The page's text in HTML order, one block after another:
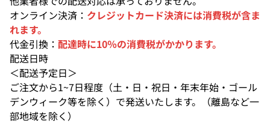
オンライン決済： クレジットカード決済には消費税が含ま
れます。
代金引換： 配達時に10％の消費税がかかります。
配送日時
＜配送予定日＞
ご注文から1~7日程度（土・日・祝日・年末年始・ゴール
デンウィーク等を除く）で発送いたします。（離島など一
部地域を除く）